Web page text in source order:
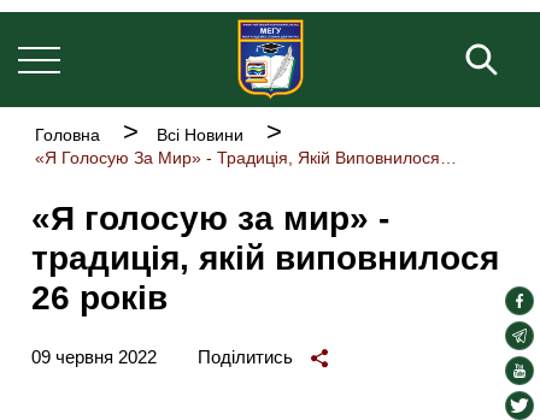
Перейти
до
основного
вмісту
Основна
Рядок
навіґації
Головна
Всі Новини
«Я голосую за мир» -
традиція, якій виповнилося
26 років
09 червня 2022 Поділитись